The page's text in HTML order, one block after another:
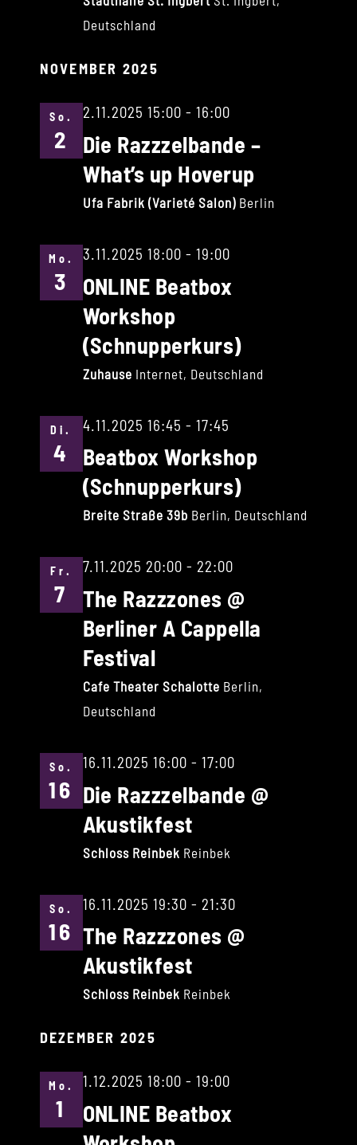
Deutschland
NOVEMBER 2025
So.
2
2.11.2025 15:00 - 16:00
Die Razzzelbande –
What’s up Hoverup
Ufa Fabrik (Varieté Salon) Berlin
Mo.
3
3.11.2025 18:00 - 19:00
ONLINE Beatbox
Workshop
(Schnupperkurs)
Zuhause Internet, Deutschland
Di.
4
4.11.2025 16:45 - 17:45
Beatbox Workshop
(Schnupperkurs)
Breite Straße 39b Berlin, Deutschland
Fr.
7
7.11.2025 20:00 - 22:00
The Razzzones @
Berliner A Cappella
Festival
Cafe Theater Schalotte Berlin,
Deutschland
So.
16
16.11.2025 16:00 - 17:00
Die Razzzelbande @
Akustikfest
Schloss Reinbek Reinbek
So.
16
16.11.2025 19:30 - 21:30
The Razzzones @
Akustikfest
Schloss Reinbek Reinbek
DEZEMBER 2025
Mo.
1
1.12.2025 18:00 - 19:00
ONLINE Beatbox